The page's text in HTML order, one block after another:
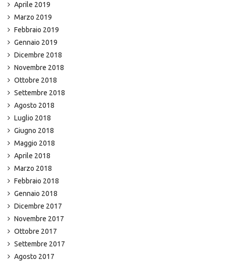
Aprile 2019
Marzo 2019
Febbraio 2019
Gennaio 2019
Dicembre 2018
Novembre 2018
Ottobre 2018
Settembre 2018
Agosto 2018
Luglio 2018
Giugno 2018
Maggio 2018
Aprile 2018
Marzo 2018
Febbraio 2018
Gennaio 2018
Dicembre 2017
Novembre 2017
Ottobre 2017
Settembre 2017
Agosto 2017